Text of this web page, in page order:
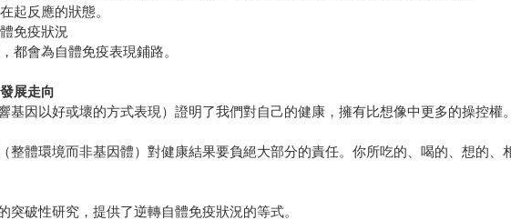
起反應的狀態。
免疫狀況
都會為自體免疫表現鋪路。
展走向
基因以好或壞的方式表現）證明了我們對自己的健康，擁有比想像中更多的操控權。
整體環境而非基因體）對健康結果要負絕大部分的責任。你所吃的、喝的、想的
突破性研究，提供了逆轉自體免疫狀況的等式。